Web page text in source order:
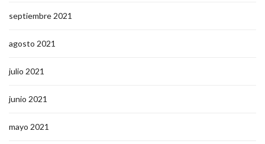
septiembre 2021
agosto 2021
julio 2021
junio 2021
mayo 2021